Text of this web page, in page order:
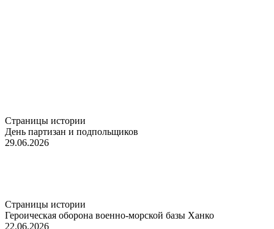
Страницы истории
День партизан и подпольщиков
29.06.2026
Страницы истории
Героическая оборона военно-морской базы Ханко
22.06.2026